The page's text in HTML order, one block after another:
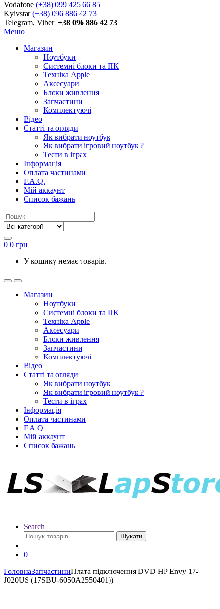
Vodafone (+38) 099 425 66 85
Kyivstar(+38) 096 886 42 73
Telegram, Viber: +38 096 886 42 73
Меню
Магазин
Ноутбуки
Системні блоки та ПК
Техніка Apple
Аксесуари
Блоки живлення
Запчастини
Комплектуючі
Відео
Статті та огляди
Як вибрати ноутбук
Як вибрати ігровий ноутбук ?
Тести в іграх
Інформація
Оплата частинами
F.A.Q.
Мій аккаунт
Список бажань
0 0 грн
У кошику немає товарів.
Магазин
Ноутбуки
Системні блоки та ПК
Техніка Apple
Аксесуари
Блоки живлення
Запчастини
Комплектуючі
Відео
Статті та огляди
Як вибрати ноутбук
Як вибрати ігровий ноутбук ?
Тести в іграх
Інформація
Оплата частинами
F.A.Q.
Мій аккаунт
Список бажань
Search
Шукати
0
ГоловнаЗапчастиниПлата підключення DVD HP Envy 17-
J020US (17SBU-6050A2550401))